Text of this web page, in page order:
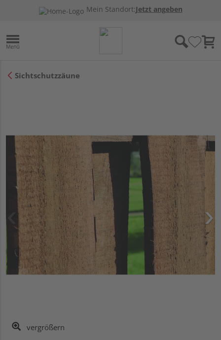
Mein Standort:Jetzt angeben
Sichtschutzzäune
vergrößern